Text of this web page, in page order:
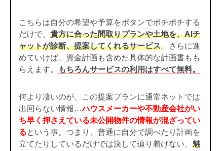
こちらは自分の希望や予算をボタンでポチポチする
だけで、 貴方に合った間取りプランや土地を、AIチ
ャットが診断、提案してくれるサービス。さらに進
めていけば、資金計画も含めた具体的な計画書もも
らえます。
もちろんサービスの利用はすべて無料。
何より凄いのが、この提案プランに通常ネットでは
出回らない情報…ハウスメーカーや不動産会社がい
ち早く押さえている未公開物件の情報が混ざってい
るという事。つまり、普通に自分で調べたり計画を
立てたりしているだけでは決して辿り着けない、 魅